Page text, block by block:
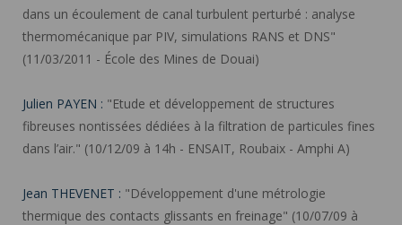
dans un écoulement de canal turbulent perturbé : analyse
thermomécanique par PIV, simulations RANS et DNS"
(11/03/2011 - École des Mines de Douai)
Julien PAYEN : "Etude et développement de structures
fibreuses nontissées dédiées à la filtration de particules fines
dans l’air." (10/12/09 à 14h - ENSAIT, Roubaix - Amphi A)
Jean THEVENET : "Développement d'une métrologie
thermique des contacts glissants en freinage" (10/07/09 à